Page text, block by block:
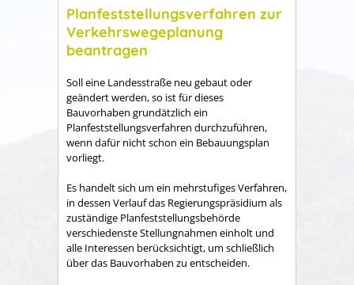
Planfeststellungsverfahren zur
Verkehrswegeplanung
beantragen
Soll eine Landesstraße neu gebaut oder
geändert werden, so ist für dieses
Bauvorhaben grundätzlich ein
Planfeststellungsverfahren durchzuführen,
wenn dafür nicht schon ein Bebauungsplan
vorliegt.
Es handelt sich um ein mehrstufiges Verfahren,
in dessen Verlauf das Regierungspräsidium als
zuständige Planfeststellungsbehörde
verschiedenste Stellungnahmen einholt und
alle Interessen berücksichtigt, um schließlich
über das Bauvorhaben zu entscheiden.